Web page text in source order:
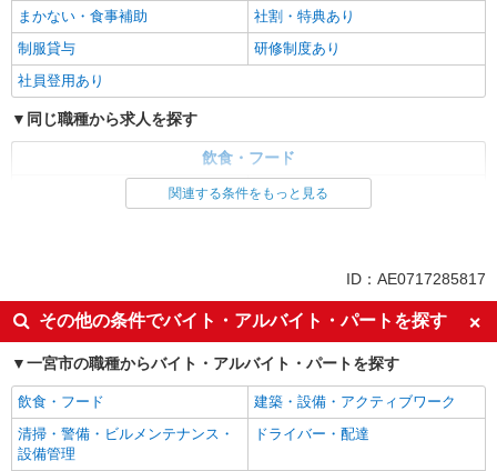
まかない・食事補助
社割・特典あり
制服貸与
研修制度あり
社員登用あり
同じ職種から求人を探す
飲食・フード
ファストフード・デリ
調理・調理補助・調理師
大学生歓迎
ミドル（40代～）活躍中
週2～3日勤務OK
短時間勤務（1日4h以内）OK
深夜
車通勤OK
扶養内勤務OK
交通費支給
社会保険あり
まかない・食事補助
社員登用あり
関連する条件をもっと見る
ID：AE0717285817
その他の条件でバイト・アルバイト・パートを探す
一宮市の職種からバイト・アルバイト・パートを探す
飲食・フード
建築・設備・アクティブワーク
清掃・警備・ビルメンテナンス・
設備管理
ドライバー・配達